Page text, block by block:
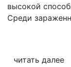
высокой
Среди
читать далее